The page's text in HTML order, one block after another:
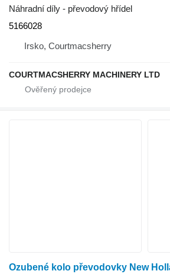
Náhradní díly - převodový hřídel
5166028
Irsko, Courtmacsherry
COURTMACSHERRY MACHINERY LTD